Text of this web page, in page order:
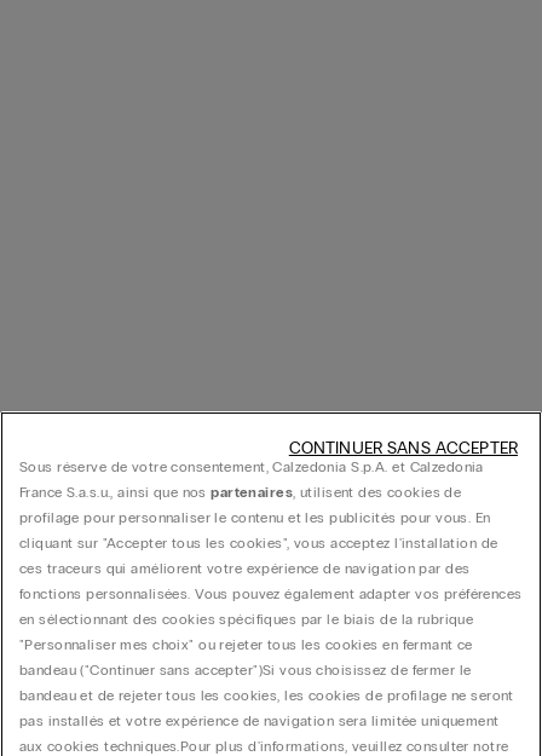
Sous réserve de votre consentement, Calzedonia S.p.A. et Calzedonia
France S.a.s.u., ainsi que nospartenaires, utilisent des cookies de
profilage pour personnaliser le contenu et les publicités pour vous. En
cliquant sur "Accepter tous les cookies", vous acceptez l'installation de
ces traceurs qui améliorent votre expérience de navigation par des
fonctions personnalisées. Vous pouvez également adapter vos préférences
en sélectionnant des cookies spécifiques par le biais de la rubrique
"Personnaliser mes choix" ou rejeter tous les cookies en fermant ce
bandeau ("Continuer sans accepter")​ Si vous choisissez de fermer le
bandeau et de rejeter tous les cookies, les cookies de profilage ne seront
pas installés et votre expérience de navigation sera limitée uniquement
aux cookies techniques.​ Pour plus d'informations, veuillez consulter notre
CONTINUER SANS ACCEPTER